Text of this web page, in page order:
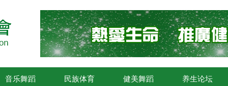
音乐舞蹈 民族体育 健美舞蹈 养生论坛